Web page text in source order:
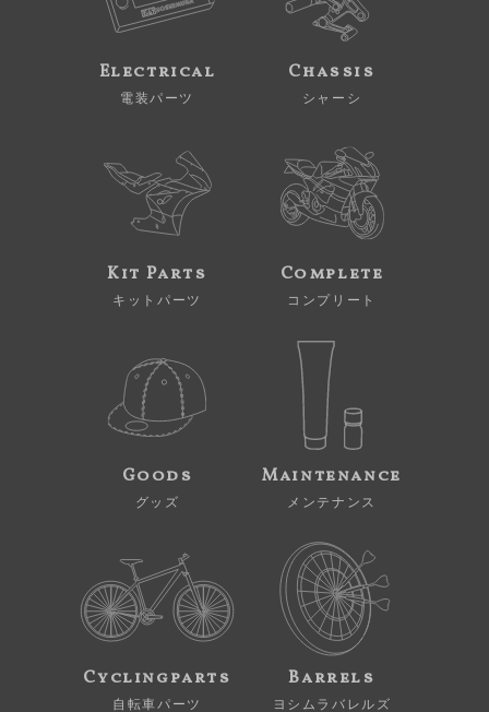
Electrical
電装パーツ
Chassis
シャーシ
Kit Parts
キットパーツ
Complete
コンプリート
Goods
グッズ
Maintenance
メンテナンス
Cyclingparts
自転車パーツ
Barrels
ヨシムラバレルズ